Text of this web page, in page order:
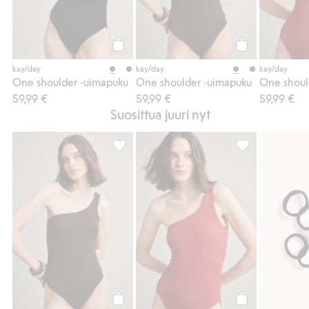
Osta
kay/day
One shoulder -uimapuku
59,99 €
Osta
kay/day
One shoulder -uimapuku
59,99 €
kay/day
One
59,99 €
Suosittua juuri nyt
One shoulder -uimapuku, Lisää